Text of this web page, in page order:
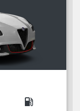
local_gas_station